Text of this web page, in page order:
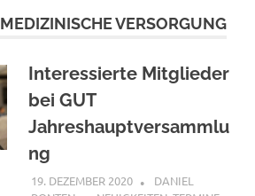
MEDIZINISCHE VERSORGUNG
Interessierte Mitglieder
bei GUT
Jahreshauptversammlu
ng
19. DEZEMBER 2020
DANIEL